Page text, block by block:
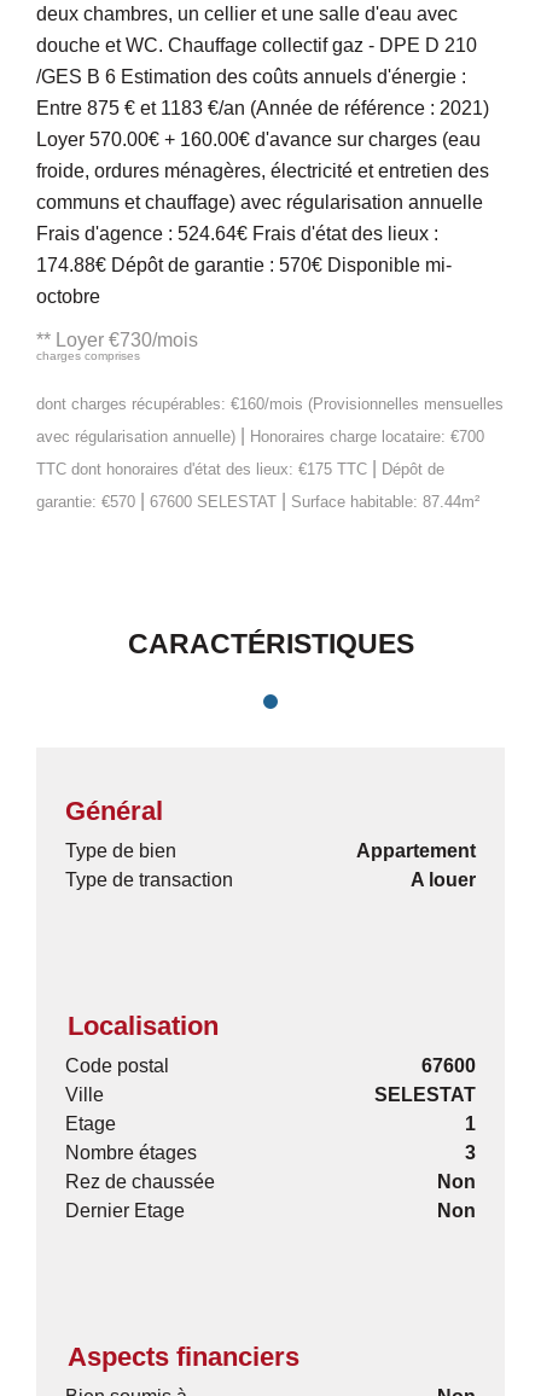
deux chambres, un cellier et une salle d'eau avec
douche et WC. Chauffage collectif gaz - DPE D 210
/GES B 6 Estimation des coûts annuels d'énergie :
Entre 875 € et 1183 €/an (Année de référence : 2021)
Loyer 570.00€ + 160.00€ d'avance sur charges (eau
froide, ordures ménagères, électricité et entretien des
communs et chauffage) avec régularisation annuelle
Frais d'agence : 524.64€ Frais d'état des lieux :
174.88€ Dépôt de garantie : 570€ Disponible mi-
octobre
** Loyer €730/mois
charges comprises
dont charges récupérables: €160/mois (Provisionnelles mensuelles
avec régularisation annuelle)
Honoraires charge locataire: €700
TTC dont honoraires d'état des lieux: €175 TTC
Dépôt de
garantie: €570
67600 SELESTAT Surface habitable: 87.44m²
CARACTÉRISTIQUES
Général
Type de bien
Appartement
Type de transaction
A louer
Localisation
Code postal
67600
Ville
SELESTAT
Etage
1
Nombre étages
3
Rez de chaussée
Non
Dernier Etage
Non
Aspects financiers